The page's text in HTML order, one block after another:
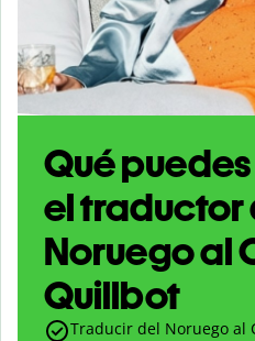
Qué
el traductor
Noruego al
Quillbot
Traducir del Noruego al